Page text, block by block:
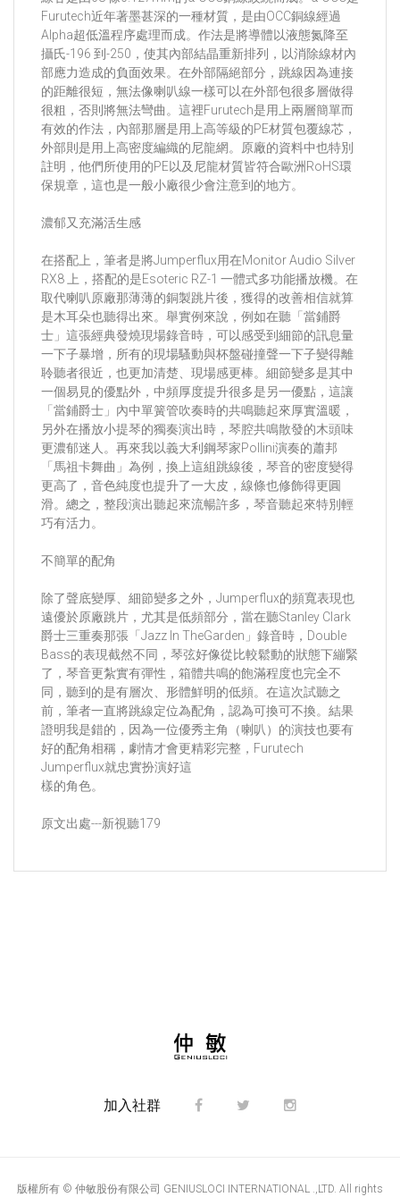
Furutech近年著墨甚深的一種材質，是由OCC銅線經過
Alpha超低溫程序處理而成。作法是將導體以液態氮降至
攝氏-196 到-250，使其內部結晶重新排列，以消除線材內
部應力造成的負面效果。在外部隔絕部分，跳線因為連接
的距離很短，無法像喇叭線一樣可以在外部包很多層做得
很粗，否則將無法彎曲。這裡Furutech是用上兩層簡單而
有效的作法，內部那層是用上高等級的PE材質包覆線芯，
外部則是用上高密度編織的尼龍網。原廠的資料中也特別
註明，他們所使用的PE以及尼龍材質皆符合歐洲RoHS環
保規章，這也是一般小廠很少會注意到的地方。
濃郁又充滿活生感
在搭配上，筆者是將Jumperflux用在Monitor Audio Silver
RX8 上，搭配的是Esoteric RZ-1 一體式多功能播放機。在
取代喇叭原廠那薄薄的銅製跳片後，獲得的改善相信就算
是木耳朵也聽得出來。舉實例來說，例如在聽「當鋪爵
士」這張經典發燒現場錄音時，可以感受到細節的訊息量
一下子暴增，所有的現場騷動與杯盤碰撞聲一下子變得離
聆聽者很近，也更加清楚、現場感更棒。細節變多是其中
一個易見的優點外，中頻厚度提升很多是另一優點，這讓
「當鋪爵士」內中單簧管吹奏時的共鳴聽起來厚實溫暖，
另外在播放小提琴的獨奏演出時，琴腔共鳴散發的木頭味
更濃郁迷人。再來我以義大利鋼琴家Pollini演奏的蕭邦
「馬祖卡舞曲」為例，換上這組跳線後，琴音的密度變得
更高了，音色純度也提升了一大皮，線條也修飾得更圓
滑。總之，整段演出聽起來流暢許多，琴音聽起來特別輕
巧有活力。
不簡單的配角
除了聲底變厚、細節變多之外，Jumperflux的頻寬表現也
遠優於原廠跳片，尤其是低頻部分，當在聽Stanley Clark
爵士三重奏那張「Jazz In TheGarden」錄音時，Double
Bass的表現截然不同，琴弦好像從比較鬆動的狀態下繃緊
了，琴音更紮實有彈性，箱體共鳴的飽滿程度也完全不
同，聽到的是有層次、形體鮮明的低頻。在這次試聽之
前，筆者一直將跳線定位為配角，認為可換可不換。結果
證明我是錯的，因為一位優秀主角（喇叭）的演技也要有
好的配角相稱，劇情才會更精彩完整，Furutech
Jumperflux就忠實扮演好這
樣的角色。
原文出處---新視聽179
加入社群
版權所有 © 仲敏股份有限公司 GENIUSLOCI INTERNATIONAL .,LTD. All rights